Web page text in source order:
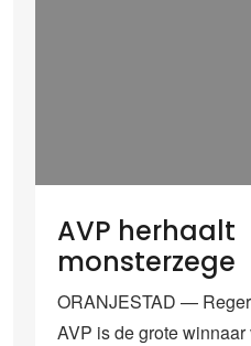
AVP herhaalt
monsterzege
ORANJESTAD —
AVP is de grote winnaar